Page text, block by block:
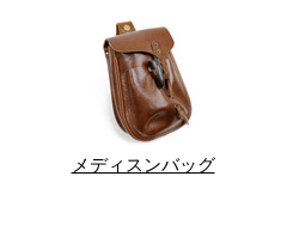
メディスンバッグ